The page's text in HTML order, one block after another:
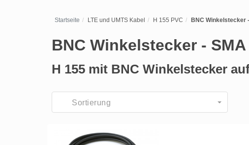
Startseite LTE und UMTS Kabel H 155 PVC BNC Winkelstecker
BNC Winkelstecker -
H 155 mit BNC Winkelstecker
Sortierung